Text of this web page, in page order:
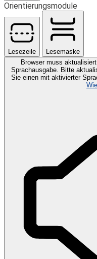
Orientierungsmodule
Lesezeile
Lesemaske
Browser muss
Sprachausgabe. Bitte
Sie einen mit aktivierter